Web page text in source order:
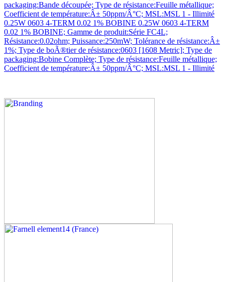
packaging:Bande découpée; Type de résistance:Feuille métallique;
Coefficient de température:Â± 50ppm/Â°C; MSL:MSL 1 - Illimité
0.25W 0603 4-TERM 0.02 1% BOBINE 0.25W 0603 4-TERM
0.02 1% BOBINE; Gamme de produit:Série FC4L;
Résistance:0.02ohm; Puissance:250mW; Tolérance de résistance:Â±
1%; Type de boÃ®tier de résistance:0603 [1608 Metric]; Type de
packaging:Bobine Complète; Type de résistance:Feuille métallique;
Coefficient de température:Â± 50ppm/Â°C; MSL:MSL 1 - Illimité